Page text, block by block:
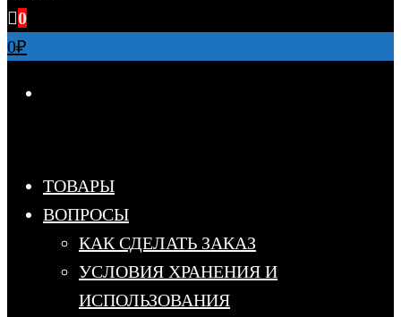
0
0₽
ТОВАРЫ
ВОПРОСЫ
КАК СДЕЛАТЬ ЗАКАЗ
УСЛОВИЯ ХРАНЕНИЯ И
ИСПОЛЬЗОВАНИЯ